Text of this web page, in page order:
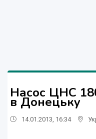
Насос ЦНС
в Донецьку
14.01.2013, 16:34